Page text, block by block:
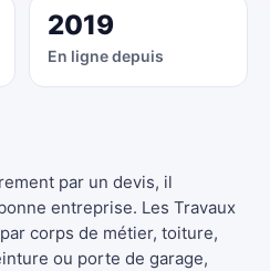
2019
En ligne depuis
par un devis, il
entreprise. Les Travaux
corps de métier, toiture,
ou porte de garage,